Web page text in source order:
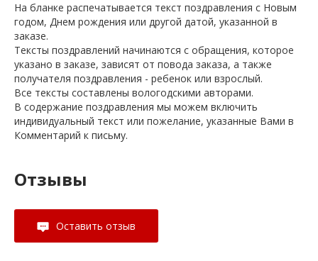
На бланке распечатывается текст поздравления с Новым
годом, Днем рождения или другой датой, указанной в
заказе.
Тексты поздравлений начинаются с обращения, которое
указано в заказе, зависят от повода заказа, а также
получателя поздравления - ребенок или взрослый.
Все тексты составлены вологодскими авторами.
В содержание поздравления мы можем включить
индивидуальный текст или пожелание, указанные Вами в
Комментарий к письму.
Отзывы
Оставить отзыв